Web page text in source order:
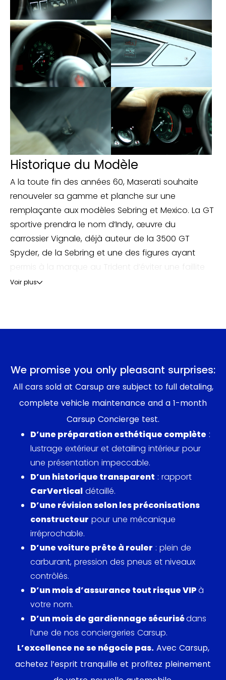
Historique du Modèle
A la toute fin des années 60, Maserati souhaite
renouveler sa gamme et planche sur une
remplaçante aux modèles Sebring et Mexico. La GT
sportive prendra le nom d’Indy, œuvre du
carrossier Vignale, déjà auteur de la 3500 GT
Spyder, de la Sebring et une des figures ayant
certaine.
constructeur italien avec Dallara à avoir remporté
cette course légendaire.
Initialement dotée du même V8 4.2 litres de 260
chevaux que la Mexico, ainsi que d’une version
réalésée à 4.7 litres développant 290 chevaux,
l’Indy va bénéficier en 1973 d’une nouvelle évolution
pourvue d’un V8 porté à 4.9 litres et 320 chevaux.
Cette version America pensée pour le marché
nord-américain permettra notamment à ses 4
occupants d’atteindre la vitesse de 265km/h,
volonté assumée par Maserati, dans le but de venir
concurrencer Ferrari et sa 365 GT4 2+2.
A cette occasion, les 4.2 litres et 4.7 litres
disparaissent et l’Indy reçoit en prime, une nouvelle
boîte de vitesse, des jantes 15 pouces, la
climatisation de série et un nouveau système de
freinage d’origine Citroën.
Le modèle proposé est une Maserati Indy 4.9 litres
de 1974. Construite à 300 exemplaires, cette rareté
est délivrée dans un sublime Argento Indianapolis
Voir plus
We promise you only pleasant surprises:
All cars sold at Carsup are subject to full detaling,
complete vehicle maintenance and a 1-month
Carsup Concierge test.
D’une préparation esthétique complète :
lustrage extérieur et detailing intérieur pour
une présentation impeccable.
D’un historique transparent : rapport
CarVertical détaillé.
D’une révision selon les préconisations
constructeur pour une mécanique
irréprochable.
D’une voiture prête à rouler : plein de
carburant, pression des pneus et niveaux
contrôlés.
D’un mois d’assurance tout risque VIPà
votre nom.
D’un mois de gardiennage sécurisédans
l’une de nos conciergeries Carsup.
L’excellence ne se négocie pas.Avec Carsup,
achetez l’esprit tranquille et profitez pleinement